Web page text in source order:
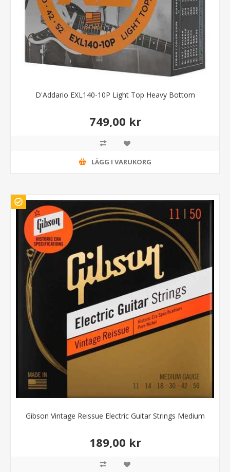
D'Addario EXL140-10P Light Top Heavy Bottom
749,00 kr
LÄGG I VARUKORG
Gibson Vintage Reissue Electric Guitar Strings Medium
189,00 kr